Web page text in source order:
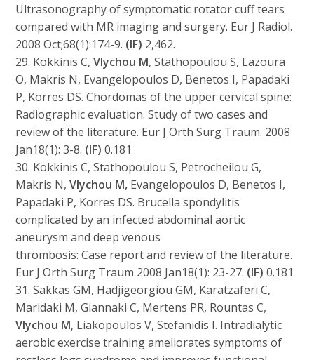
Ultrasonography of symptomatic rotator cuff tears
compared with MR imaging and surgery. Eur J Radiol.
2008 Oct;68(1):174-9. (IF) 2,462.
29. Kokkinis C,Vlychou M, Stathopoulou S, Lazoura
O, Makris N, Evangelopoulos D, Benetos I, Papadaki
P, Korres DS. Chordomas of the upper cervical spine:
Radiographic evaluation. Study of two cases and
review of the literature. Eur J Orth Surg Traum. 2008
Jan18(1): 3-8. (IF) 0.181
30. Kokkinis C, Stathopoulou S, Petrocheilou G,
Makris N,Vlychou M, Evangelopoulos D, Benetos I,
Papadaki P, Korres DS. Brucella spondylitis
complicated by an infected abdominal aortic
aneurysm and deep venous
thrombosis: Case report and review of the literature.
Eur J Orth Surg Traum 2008 Jan18(1): 23-27. (IF) 0.181
31. Sakkas GM, Hadjigeorgiou GM, Karatzaferi C,
Maridaki M, Giannaki C, Mertens PR, Rountas C,
Vlychou M, Liakopoulos V, Stefanidis I. Intradialytic
aerobic exercise training ameliorates symptoms of